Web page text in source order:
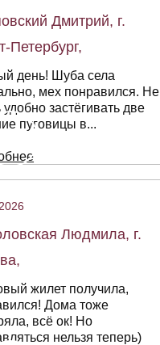
Дмитрий, г.
Петербург,
день! Шуба села
мех понравился. Не
удобно застёгивать две
пуговицы в...
Людмила, г.
жилет получила,
Дома тоже
всё ок! Но
нельзя теперь)